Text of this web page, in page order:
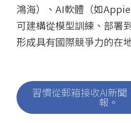
鴻海）、AI軟體（如
可建構從模型訓練、部署
形成具有國際競爭力的在
習慣從郵箱接收AI新
報。